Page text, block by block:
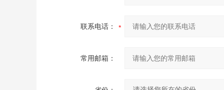
联系电话：
常用邮箱：